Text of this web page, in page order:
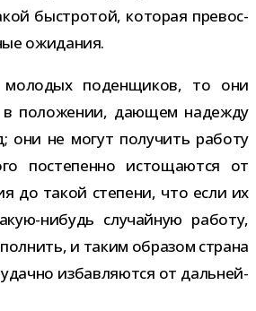
быст­ро­той, кото­рая пре­вос­
ожидания.
моло­дых поден­щи­ков, то они
в поло­же­нии, даю­щем надежду
они не могут полу­чить работу
посте­пенно исто­ща­ются от
до такой сте­пени, что если их
​нибудь слу­чай­ную работу,
и таким обра­зом страна
избав­ля­ются от даль­ней­